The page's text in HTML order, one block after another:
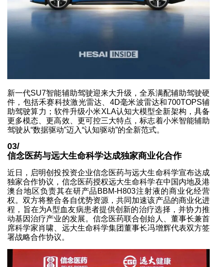
新一代SU7智能辅助驾驶迎来大升级，全系满配辅助驾驶硬
件，包括禾赛科技激光雷达、4D毫米波雷达和700TOPS辅
助驾驶算力；软件升级小米XLA认知大模型全新架构，具备
更多模态、更高效、更可控三大特点，标志着小米智能辅助
驾驶从“数据驱动”迈入“认知驱动”的全新范式。
03/
信念医药与远大生命科学达成独家商业化合作
近日，启明创投投资企业信念医药与远大生命科学宣布达成
独家合作协议，信念医药授权远大生命科学在中国内地及港
澳台地区负责其在研产品BBM-H803注射液的商业化经营
权。双方将整合各自优势资源，共同加速该产品的商业化进
程，旨在为A型血友病患者提供创新的治疗选择，并协力推
动基因治疗产业的发展。信念医药联合创始人、董事长兼首
席科学家肖啸、远大生命科学集团董事长冯增辉代表双方签
署战略合作协议。